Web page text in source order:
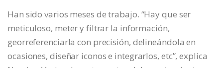
Han sido varios meses de trabajo. “Hay que ser
meticuloso, meter y filtrar la información,
georreferenciarla con precisión, delineándola en
ocasiones, diseñar iconos e integrarlos, etc”, explica